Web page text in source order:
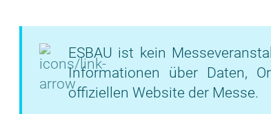
ESBAU ist kein
Informationen über Daten,
offiziellen Website der Messe.